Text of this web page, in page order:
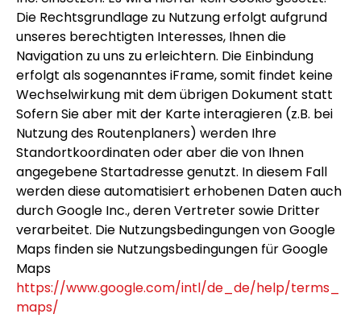
Die Rechtsgrundlage zu Nutzung erfolgt aufgrund
unseres berechtigten Interesses, Ihnen die
Navigation zu uns zu erleichtern. Die Einbindung
erfolgt als sogenanntes iFrame, somit findet keine
Wechselwirkung mit dem übrigen Dokument statt
Sofern Sie aber mit der Karte interagieren (z.B. bei
Nutzung des Routenplaners) werden Ihre
Standortkoordinaten oder aber die von Ihnen
angegebene Startadresse genutzt. In diesem Fall
werden diese automatisiert erhobenen Daten auch
durch Google Inc., deren Vertreter sowie Dritter
verarbeitet. Die Nutzungsbedingungen von Google
Maps finden sie Nutzungsbedingungen für Google
Maps
https://www.google.com/intl/de_de/help/terms_
maps/